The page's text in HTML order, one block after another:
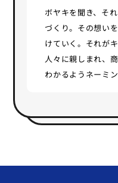
ボヤキを聞き、そ
づくり。その想い
けていく。それが
人々に親しまれ、
わかるようネーミ